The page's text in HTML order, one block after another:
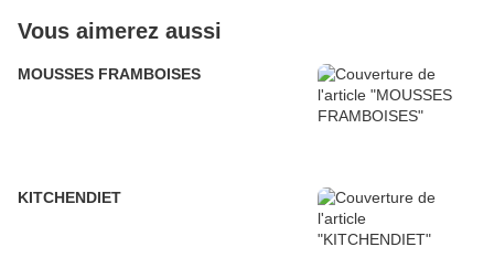
Vous aimerez aussi
MOUSSES FRAMBOISES
KITCHENDIET